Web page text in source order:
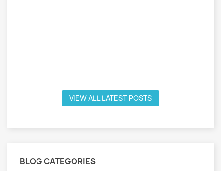
VIEW ALL LATEST POSTS
BLOG CATEGORIES